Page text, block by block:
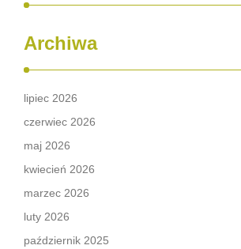
Archiwa
lipiec 2026
czerwiec 2026
maj 2026
kwiecień 2026
marzec 2026
luty 2026
październik 2025